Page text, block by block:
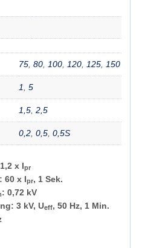
75 80 100 120 125 150
1 5
1,5 2,5
0,2 0,5 0,5S
x Ipr
: 60 x Ipr, 1 Sek.
: 0,72 kV
3 kV, Ueff, 50 Hz, 1 Min.